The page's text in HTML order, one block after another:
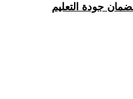
جودة التعليم